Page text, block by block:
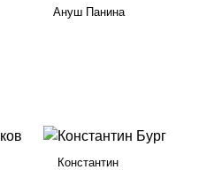
Ануш Панина
Константин